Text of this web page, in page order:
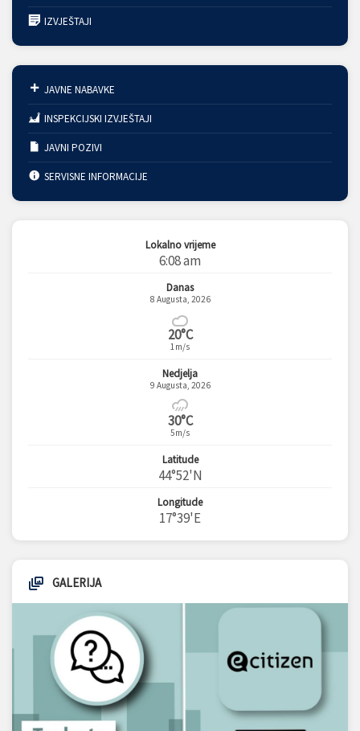
IZVJEŠTAJI
JAVNE NABAVKE
INSPEKCIJSKI IZVJEŠTAJI
JAVNI POZIVI
SERVISNE INFORMACIJE
Lokalno vrijeme
6:08 am
Danas
8 Augusta, 2026
20°C
1m/s
Nedjelja
9 Augusta, 2026
30°C
5m/s
Latitude
44°52'N
Longitude
17°39'E
GALERIJA